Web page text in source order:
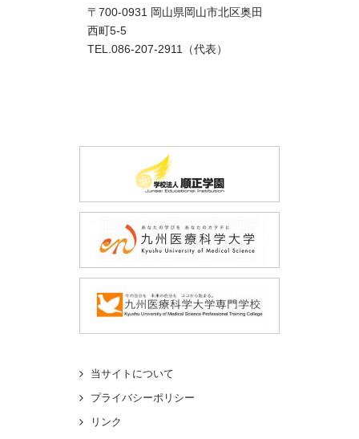
〒700-0931 岡山県岡山市北区奥田
西町5-5
TEL.086-207-2911（代表）
当サイトについて
プライバシーポリシー
リンク